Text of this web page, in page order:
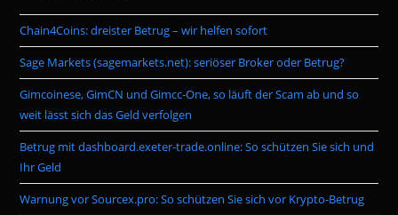
the
Chain4Coins: dreister Betrug – wir helfen sofort
Sage Markets (sagemarkets.net): seriöser Broker oder Betrug?
Gimcoinese, GimCN und Gimcc-One, so läuft der Scam ab und so
weit lässt sich das Geld verfolgen
Betrug mit dashboard.exeter-trade.online: So schützen Sie sich und
Ihr Geld
Warnung vor Sourcex.pro: So schützen Sie sich vor Krypto-Betrug